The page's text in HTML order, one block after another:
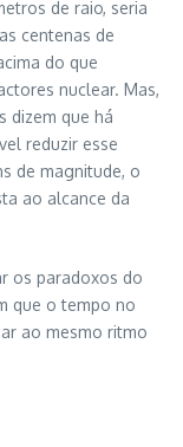
de raio, seria
centenas de
do que
nuclear. Mas,
dizem que há
reduzir esse
de magnitude, o
ao alcance da
os paradoxos do
que o tempo no
ao mesmo ritmo